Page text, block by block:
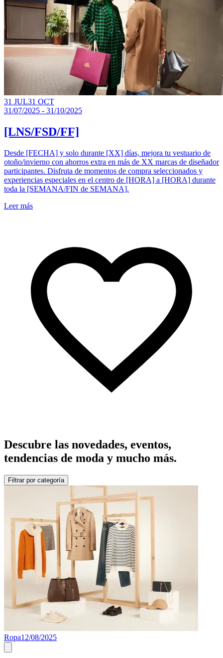
31 JUL31 OCT
31/07/2025 - 31/10/2025
[LNS/FSD/FF]
Desde [FECHA] y solo durante [XX] días, mejora tu vestuario de
otoño/invierno con ahorros extra en más de XX marcas de diseñador
participantes. Disfruta de momentos de compra seleccionados y
experiencias especiales en el centro de [HORA] a [HORA] durante
toda la [SEMANA/FIN de SEMANA].
Leer más
Descubre las novedades, eventos,
tendencias de moda y mucho más.
Filtrar por categoría
Ropa12/08/2025